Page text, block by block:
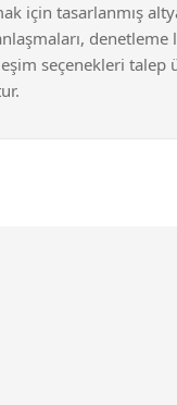
için tasarlanmış
denetleme
seçenekleri talep